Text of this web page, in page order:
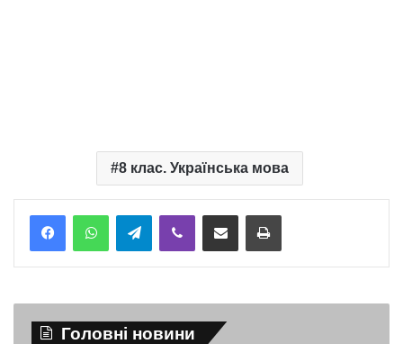
8 клас. Українська мова
TelegramViber Надіслати електронною поштоюНадрукувати
Головні новини